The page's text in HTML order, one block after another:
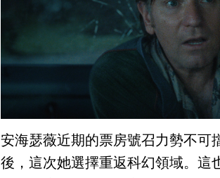
安海瑟薇近期的票房號召力勢不可
後，這次她選擇重返科幻領域。這